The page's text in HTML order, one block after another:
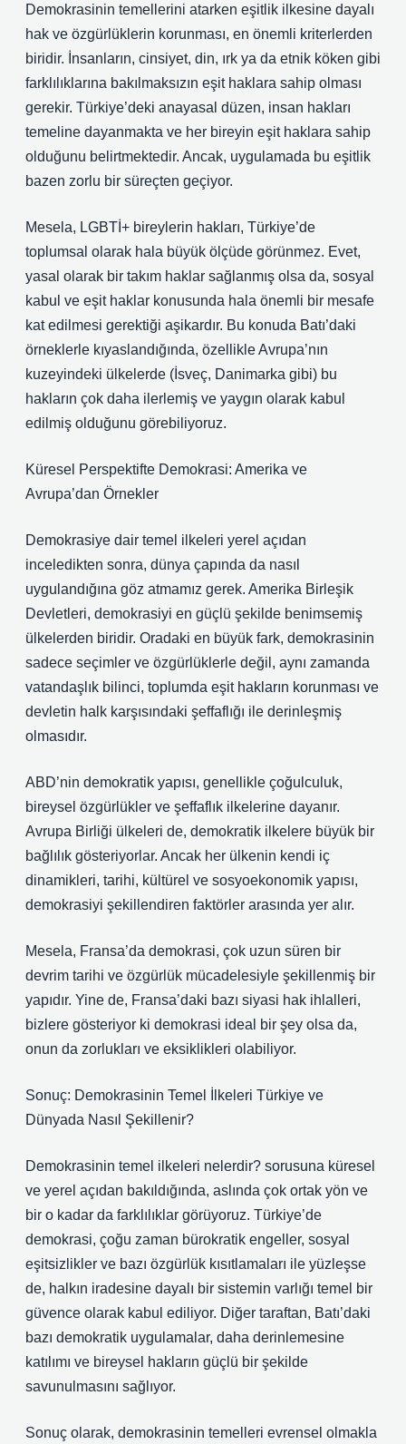
Demokrasinin temellerini atarken eşitlik ilkesine dayalı
hak ve özgürlüklerin korunması, en önemli kriterlerden
biridir. İnsanların, cinsiyet, din, ırk ya da etnik köken gibi
farklılıklarına bakılmaksızın eşit haklara sahip olması
gerekir. Türkiye’deki anayasal düzen, insan hakları
temeline dayanmakta ve her bireyin eşit haklara sahip
olduğunu belirtmektedir. Ancak, uygulamada bu eşitlik
bazen zorlu bir süreçten geçiyor.
Mesela, LGBTİ+ bireylerin hakları, Türkiye’de
toplumsal olarak hala büyük ölçüde görünmez. Evet,
yasal olarak bir takım haklar sağlanmış olsa da, sosyal
kabul ve eşit haklar konusunda hala önemli bir mesafe
kat edilmesi gerektiği aşikardır. Bu konuda Batı’daki
örneklerle kıyaslandığında, özellikle Avrupa’nın
kuzeyindeki ülkelerde (İsveç, Danimarka gibi) bu
hakların çok daha ilerlemiş ve yaygın olarak kabul
edilmiş olduğunu görebiliyoruz.
Küresel Perspektifte Demokrasi: Amerika ve
Avrupa’dan Örnekler
Demokrasiye dair temel ilkeleri yerel açıdan
inceledikten sonra, dünya çapında da nasıl
uygulandığına göz atmamız gerek. Amerika Birleşik
Devletleri, demokrasiyi en güçlü şekilde benimsemiş
ülkelerden biridir. Oradaki en büyük fark, demokrasinin
sadece seçimler ve özgürlüklerle değil, aynı zamanda
vatandaşlık bilinci, toplumda eşit hakların korunması ve
devletin halk karşısındaki şeffaflığı ile derinleşmiş
olmasıdır.
ABD’nin demokratik yapısı, genellikle çoğulculuk,
bireysel özgürlükler ve şeffaflık ilkelerine dayanır.
Avrupa Birliği ülkeleri de, demokratik ilkelere büyük bir
bağlılık gösteriyorlar. Ancak her ülkenin kendi iç
dinamikleri, tarihi, kültürel ve sosyoekonomik yapısı,
demokrasiyi şekillendiren faktörler arasında yer alır.
Mesela, Fransa’da demokrasi, çok uzun süren bir
devrim tarihi ve özgürlük mücadelesiyle şekillenmiş bir
yapıdır. Yine de, Fransa’daki bazı siyasi hak ihlalleri,
bizlere gösteriyor ki demokrasi ideal bir şey olsa da,
onun da zorlukları ve eksiklikleri olabiliyor.
Sonuç: Demokrasinin Temel İlkeleri Türkiye ve
Dünyada Nasıl Şekillenir?
Demokrasinin temel ilkeleri nelerdir? sorusuna küresel
ve yerel açıdan bakıldığında, aslında çok ortak yön ve
bir o kadar da farklılıklar görüyoruz. Türkiye’de
demokrasi, çoğu zaman bürokratik engeller, sosyal
eşitsizlikler ve bazı özgürlük kısıtlamaları ile yüzleşse
de, halkın iradesine dayalı bir sistemin varlığı temel bir
güvence olarak kabul ediliyor. Diğer taraftan, Batı’daki
bazı demokratik uygulamalar, daha derinlemesine
katılımı ve bireysel hakların güçlü bir şekilde
savunulmasını sağlıyor.
Sonuç olarak, demokrasinin temelleri evrensel olmakla